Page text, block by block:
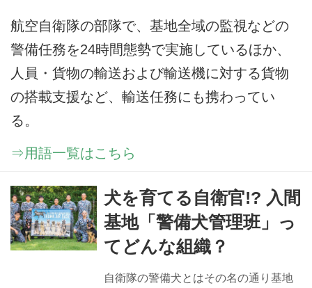
航空自衛隊の部隊で、基地全域の監視などの
警備任務を24時間態勢で実施しているほか、
人員・貨物の輸送および輸送機に対する貨物
の搭載支援など、輸送任務にも携わってい
る。
⇒用語一覧はこちら
犬を育てる自衛官!? 入間
基地「警備犬管理班」っ
てどんな組織？
自衛隊の警備犬とはその名の通り基地